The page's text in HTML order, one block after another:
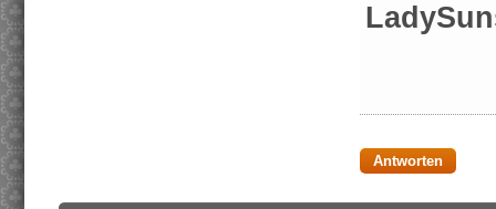
Antworten